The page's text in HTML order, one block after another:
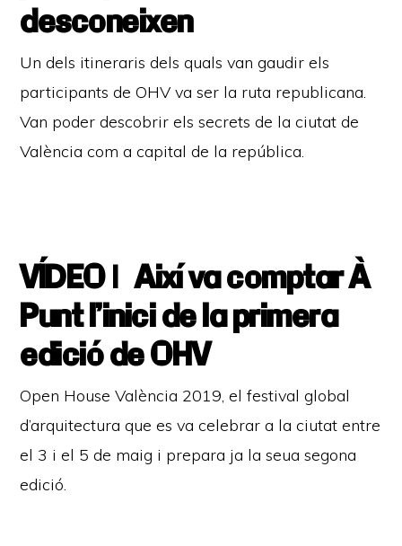
desconeixen
Un dels itineraris dels quals van gaudir els
participants de OHV va ser la ruta republicana.
Van poder descobrir els secrets de la ciutat de
València com a capital de la república.
VÍDEO | Així va comptar À
Punt l’inici de la primera
edició de OHV
Open House València 2019, el festival global
d’arquitectura que es va celebrar a la ciutat entre
el 3 i el 5 de maig i prepara ja la seua segona
edició.